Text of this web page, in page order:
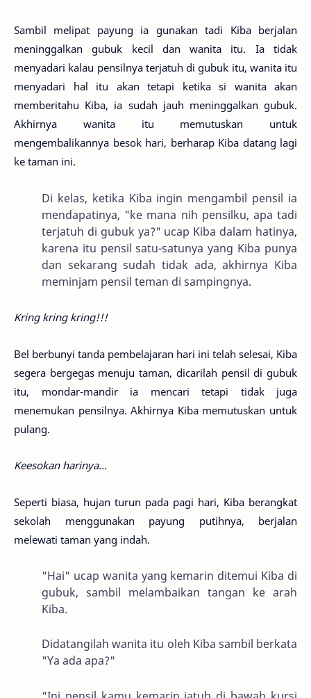
Sambil melipat payung ia gunakan tadi Kiba berjalan
meninggalkan gubuk kecil dan wanita itu. Ia tidak
menyadari kalau pensilnya terjatuh di gubuk itu, wanita itu
menyadari hal itu akan tetapi ketika si wanita akan
memberitahu Kiba, ia sudah jauh meninggalkan gubuk.
Akhirnya wanita itu memutuskan untuk
mengembalikannya besok hari, berharap Kiba datang lagi
ke taman ini.
Di kelas, ketika Kiba ingin mengambil pensil ia
mendapatinya, "ke mana nih pensilku, apa tadi
terjatuh di gubuk ya?" ucap Kiba dalam hatinya,
karena itu pensil satu-satunya yang Kiba punya
dan sekarang sudah tidak ada, akhirnya Kiba
meminjam pensil teman di sampingnya.
Kring kring kring!!!
Bel berbunyi tanda pembelajaran hari ini telah selesai, Kiba
segera bergegas menuju taman, dicarilah pensil di gubuk
itu, mondar-mandir ia mencari tetapi tidak juga
menemukan pensilnya. Akhirnya Kiba memutuskan untuk
pulang.
Keesokan harinya...
Seperti biasa, hujan turun pada pagi hari, Kiba berangkat
sekolah menggunakan payung putihnya, berjalan
melewati taman yang indah.
"Hai" ucap wanita yang kemarin ditemui Kiba di
gubuk, sambil melambaikan tangan ke arah
Kiba.
Didatangilah wanita itu oleh Kiba sambil berkata
"Ya ada apa?"